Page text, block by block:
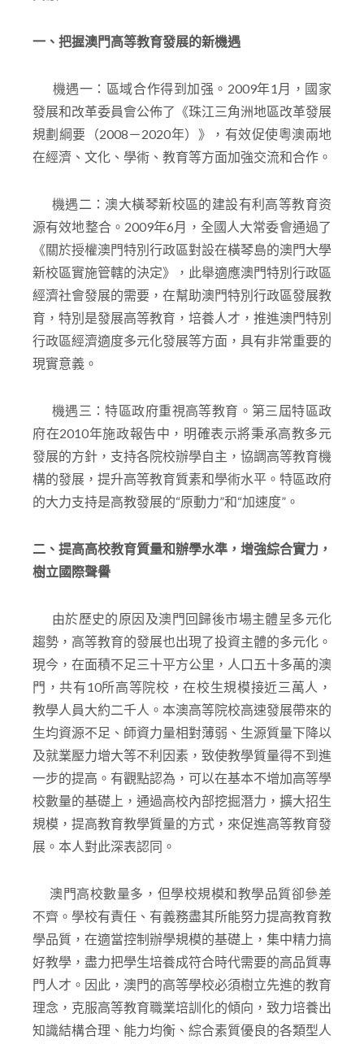
一、把握澳門高等教育發展的新機遇
機遇一：區域合作得到加强。2009年1月，國家
發展和改革委員會公佈了《珠江三角洲地區改革發展
規劃綱要（2008－2020年）》，有效促使粵澳兩地
在經濟、文化、學術、教育等方面加強交流和合作。
機遇二：澳大橫琴新校區的建設有利高等教育资
源有效地整合。2009年6月，全國人大常委會通過了
《關於授權澳門特別行政區對設在橫琴島的澳門大學
新校區實施管轄的決定》，此舉適應澳門特別行政區
經濟社會發展的需要，在幫助澳門特別行政區發展教
育，特別是發展高等教育，培養人才，推進澳門特別
行政區經濟適度多元化發展等方面，具有非常重要的
現實意義。
機遇三：特區政府重視高等教育。第三屆特區政
府在2010年施政報告中，明確表示將秉承高教多元
發展的方針，支持各院校辦學自主，協調高等教育機
構的發展，提升高等教育質素和學術水平。特區政府
的大力支持是高教發展的“原動力”和“加速度”。
二、提高高校教育質量和辦學水準，增強綜合實力，
樹立國際聲譽
由於歷史的原因及澳門回歸後市場主體呈多元化
趨勢，高等教育的發展也出現了投資主體的多元化。
現今，在面積不足三十平方公里，人口五十多萬的澳
門，共有10所高等院校，在校生規模接近三萬人，
教學人員大約二千人。本澳高等院校高速發展帶來的
生均資源不足、師資力量相對薄弱、生源質量下降以
及就業壓力增大等不利因素，致使教學質量得不到進
一步的提高。有觀點認為，可以在基本不增加高等學
校數量的基礎上，通過高校內部挖掘潛力，擴大招生
規模，提高教育教學質量的方式，來促進高等教育發
展。本人對此深表認同。
澳門高校數量多，但學校規模和教學品質卻參差
不齊。學校有責任、有義務盡其所能努力提高教育教
學品質，在適當控制辦學規模的基礎上，集中精力搞
好教學，盡力把學生培養成符合時代需要的高品質專
門人才。因此，澳門的高等學校必須樹立先進的教育
理念，克服高等教育職業培訓化的傾向，致力培養出
知識結構合理、能力均衡、綜合素質優良的各類型人